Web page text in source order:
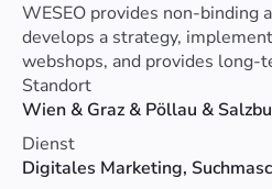
WESEO provides non-binding
develops a strategy,
webshops, and provides long-
appropriate online marketing.
Standort
Wien & Graz & Pöllau &
Dienst